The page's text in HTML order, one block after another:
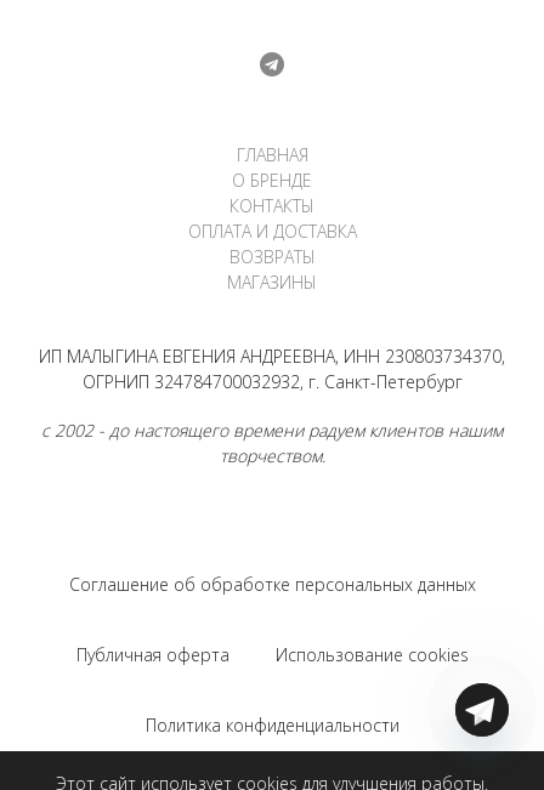
ГЛАВНАЯ
О БРЕНДЕ
КОНТАКТЫ
ОПЛАТА И ДОСТАВКА
ВОЗВРАТЫ
МАГАЗИНЫ
ИП МАЛЫГИНА ЕВГЕНИЯ АНДРЕЕВНА, ИНН 230803734370,
ОГРНИП 324784700032932, г. Санкт-Петербург
с 2002 - до настоящего времени радуем клиентов нашим
творчеством.
Соглашение об обработке персональных данных
Публичная оферта Использование cookies
Политика конфиденциальности
Этот сайт использует cookies для улучшения работы.